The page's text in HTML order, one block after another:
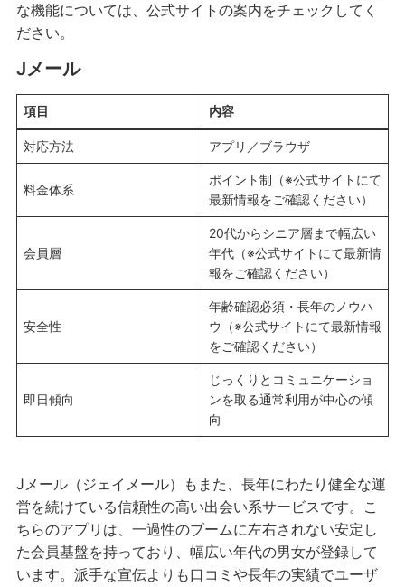
な機能については、公式サイトの案内をチェックしてく
ださい。
Jメール
項目 内容
対応方法 アプリ／ブラウザ
料金体系
ポイント制（※公式サイトにて
最新情報をご確認ください）
会員層
20代からシニア層まで幅広い
年代（※公式サイトにて最新情
報をご確認ください）
安全性
年齢確認必須・長年のノウハ
ウ（※公式サイトにて最新情報
をご確認ください）
即日傾向
じっくりとコミュニケーショ
ンを取る通常利用が中心の傾
向
Jメール（ジェイメール）もまた、長年にわたり健全な運
営を続けている信頼性の高い出会い系サービスです。こ
ちらのアプリは、一過性のブームに左右されない安定し
た会員基盤を持っており、幅広い年代の男女が登録して
います。派手な宣伝よりも口コミや長年の実績でユーザ